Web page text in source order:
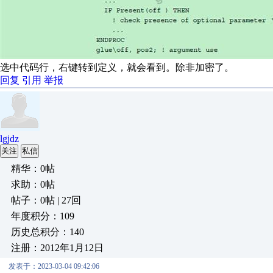
选中代码行，右键转到定义，就会看到。除非加密了。
回复 引用 举报
lgjdz
关注 私信
精华：0帖
求助：0帖
帖子：0帖 | 27回
年度积分：109
历史总积分：140
注册：2012年1月12日
发表于：2023-03-04 09:42:06